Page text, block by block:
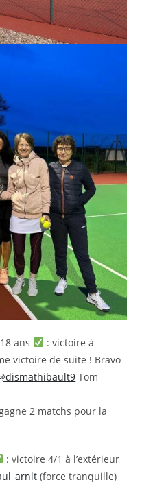
ans
: victoire à
victoire de suite ! Bravo
Tom
2 matchs pour la
: victoire 4/1 à l’extérieur
(force tranquille)